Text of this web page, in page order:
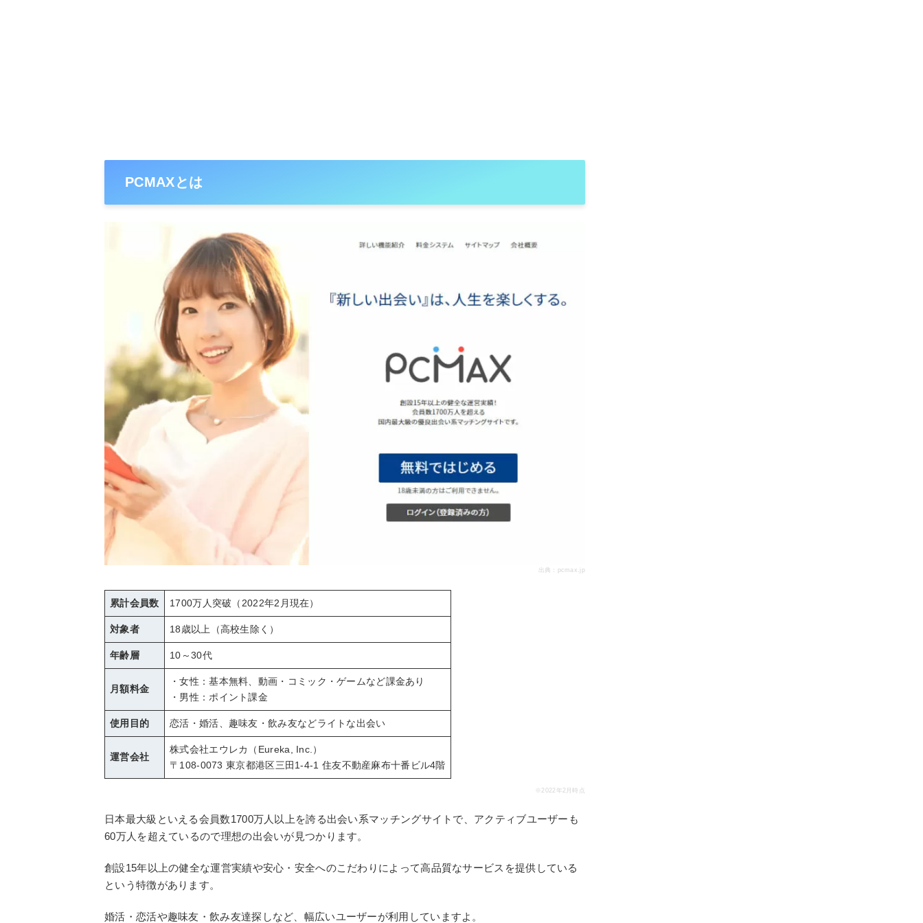
PCMAXとは
出典： pcmax.jp
累計会員数 1700万人突破（2022年2月現在）
対象者 18歳以上（高校生除く）
年齢層 10～30代
月額料金
・女性：基本無料、動画・コミック・ゲームなど課金あり
・男性：ポイント課金
使用目的 恋活・婚活、趣味友・飲み友などライトな出会い
運営会社
株式会社エウレカ（Eureka, Inc.）
〒108-0073 東京都港区三田1-4-1 住友不動産麻布十番ビル4階
※2022年2月時点
日本最大級といえる会員数1700万人以上を誇る出会い系マッチングサイトで、アクティブユーザーも
60万人を超えているので理想の出会いが見つかります。
創設15年以上の健全な運営実績や安心・安全へのこだわりによって高品質なサービスを提供している
という特徴があります。
婚活・恋活や趣味友・飲み友達探しなど、幅広いユーザーが利用していますよ。